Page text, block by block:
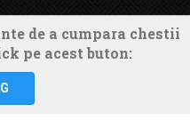
de a cumpara chestii
pe acest buton: